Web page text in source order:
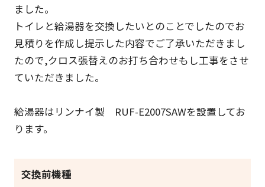
ました。
トイレと給湯器を交換したいとのことでしたのでお
見積りを作成し提示した内容でご了承いただきまし
たので,クロス張替えのお打ち合わせもし工事をさせ
ていただきました。
給湯器はリンナイ製 RUF-E2007SAWを設置してお
ります。
交換前機種